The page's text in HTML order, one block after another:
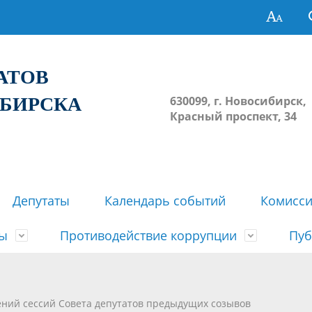
630099, г. Новосибирск,
Красный проспект, 34
Депутаты Календарь событий
решений сессий Совета
недействующими решений
Противодействие коррупции
сессий Совета депутатов предыдущих созывов